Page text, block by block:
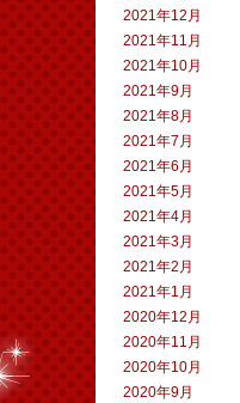
2021年12月
2021年11月
2021年10月
2021年9月
2021年8月
2021年7月
2021年6月
2021年5月
2021年4月
2021年3月
2021年2月
2021年1月
2020年12月
2020年11月
2020年10月
2020年9月